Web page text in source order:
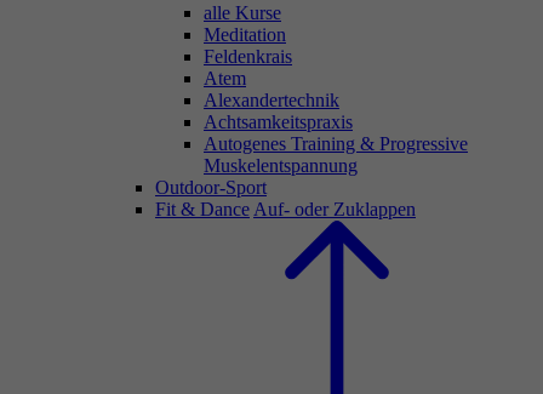
alle Kurse
Meditation
Feldenkrais
Atem
Alexandertechnik
Achtsamkeitspraxis
Autogenes Training & Progressive
Muskelentspannung
Outdoor-Sport
Fit & Dance Auf- oder Zuklappen